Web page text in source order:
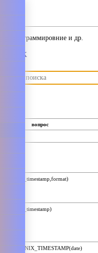
| Программировние и др.
вопрос
UNIX_TIMESTAMP(date)